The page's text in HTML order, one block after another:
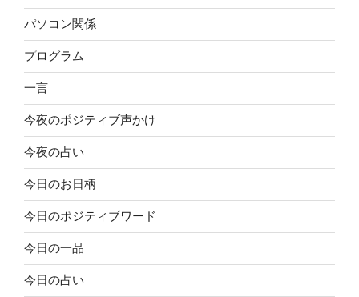
パソコン関係
プログラム
一言
今夜のポジティブ声かけ
今夜の占い
今日のお日柄
今日のポジティブワード
今日の一品
今日の占い